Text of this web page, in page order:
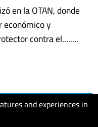
and experiences in
en la OTAN, donde
económico y
contra el........